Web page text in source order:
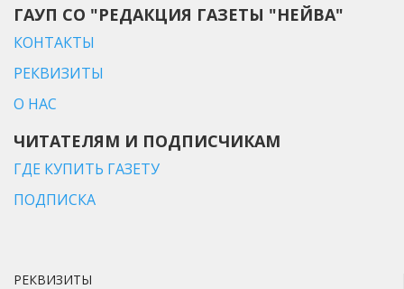
ГАУП СО "РЕДАКЦИЯ ГАЗЕТЫ "НЕЙВА"
КОНТАКТЫ
РЕКВИЗИТЫ
О НАС
ЧИТАТЕЛЯМ И ПОДПИСЧИКАМ
ГДЕ КУПИТЬ ГАЗЕТУ
ПОДПИСКА
РЕКВИЗИТЫ